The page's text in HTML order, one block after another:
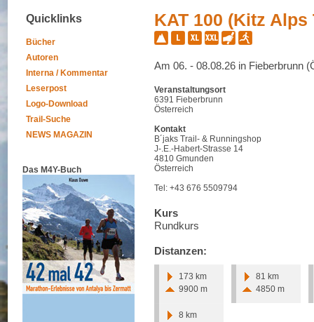
Quicklinks
Bücher
Autoren
Interna / Kommentar
Leserpost
Logo-Download
Trail-Suche
NEWS MAGAZIN
Das M4Y-Buch
KAT 100 (Kitz Alps
Am 06. - 08.08.26 in Fieberbrunn
Veranstaltungsort
6391 Fieberbrunn
Österreich
Kontakt
B´jaks Trail- & Runningshop
J-.E.-Habert-Strasse 14
4810 Gmunden
Österreich
Tel: +43 676 5509794
Kurs
Rundkurs
Distanzen:
173 km
9900 m
81 km
4850 m
8 km